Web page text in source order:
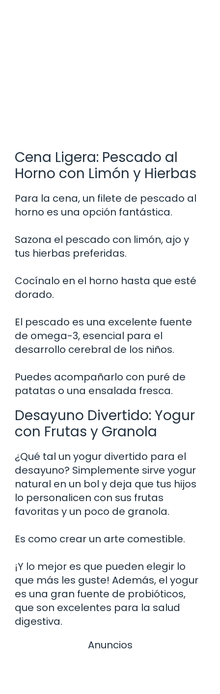
Cena Ligera: Pescado al
Horno con Limón y Hierbas
Para la cena, un filete de pescado al
horno es una opción fantástica.
Sazona el pescado con limón, ajo y
tus hierbas preferidas.
Cocínalo en el horno hasta que esté
dorado.
El pescado es una excelente fuente
de omega-3, esencial para el
desarrollo cerebral de los niños.
Puedes acompañarlo con puré de
patatas o una ensalada fresca.
Desayuno Divertido: Yogur
con Frutas y Granola
¿Qué tal un yogur divertido para el
desayuno? Simplemente sirve yogur
natural en un bol y deja que tus hijos
lo personalicen con sus frutas
favoritas y un poco de granola.
Es como crear un arte comestible.
¡Y lo mejor es que pueden elegir lo
que más les guste! Además, el yogur
es una gran fuente de probióticos,
que son excelentes para la salud
digestiva.
Anuncios